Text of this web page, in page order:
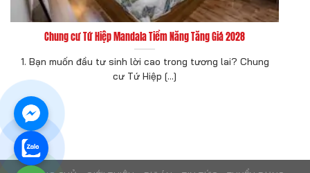
Chung cư Tứ Hiệp Mandala Tiềm Năng Tăng Giá 2028
1. Bạn muốn đầu tư sinh lời cao trong tương lai? Chung
cư Tứ Hiệp [...]